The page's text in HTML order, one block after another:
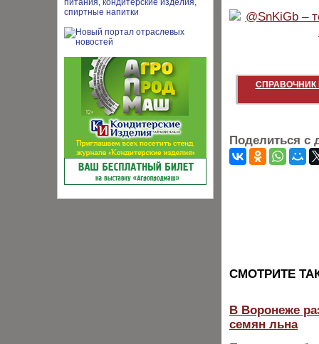
СПРАВОЧНИК
Поделиться с
CМОТРИТЕ
В Воронеже
семян льна